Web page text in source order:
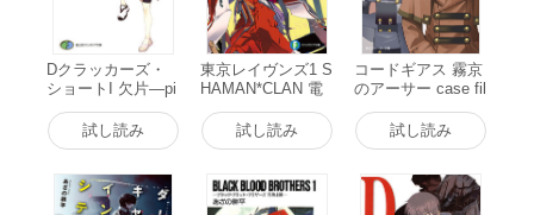
Dクラッカーズ・
ショートI 欠片―pi
ece―(富士見ファ
ンタジア文庫) 電
子書籍版
試し読み
東京レイヴンズ1 S
HAMAN*CLAN 電
子書籍版
試し読み
コードギアス 霧京
のアーサー case fil
e:beginning 電子書
籍版
試し読み